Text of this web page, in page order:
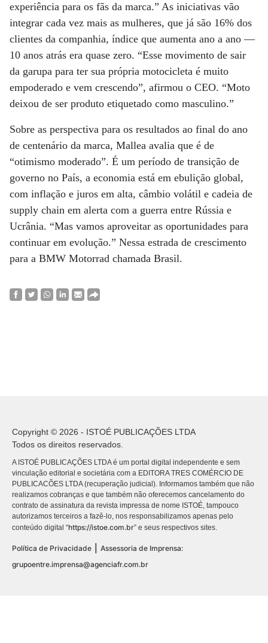
experiência para os fãs da marca.” As iniciativas vão
integrar cada vez mais as mulheres, que já são 16% dos
clientes da companhia, índice que aumenta ano a ano —
10 anos atrás era quase zero. “Esse movimento de sair
da garupa para ter sua própria motocicleta é muito
empoderado e vem crescendo”, afirmou o CEO. “Moto
deixou de ser produto etiquetado como masculino.”
Sobre as perspectiva para os resultados ao final do ano
de centenário da marca, Mallea avalia que é de
“otimismo moderado”. É um período de transição de
governo no País, a economia está em ebulição global,
com inflação e juros em alta, câmbio volátil e cadeia de
supply chain em alerta com a guerra entre Rússia e
Ucrânia. “Mas vamos aproveitar as oportunidades para
continuar em evolução.” Nessa estrada de crescimento
para a BMW Motorrad chamada Brasil.
Copyright © 2026 - ISTOÉ PUBLICAÇÕES LTDA
Todos os direitos reservados.
A ISTOÉ PUBLICAÇÕES LTDA é um portal digital independente e sem
vinculação editorial e societária com a EDITORA TRES COMÉRCIO DE
PUBLICACÕES LTDA (recuperação judicial). Informamos também que não
realizamos cobranças e que também não oferecemos cancelamento do
contrato de assinatura da revista impressa de nome ISTOÉ, tampouco
autorizamos terceiros a fazê-lo, nos responsabilizamos apenas pelo
conteúdo digital “https://istoe.com.br” e seus respectivos sites.
Política de Privacidade
Assessoria de Imprensa:
grupoentre.imprensa@agenciafr.com.br